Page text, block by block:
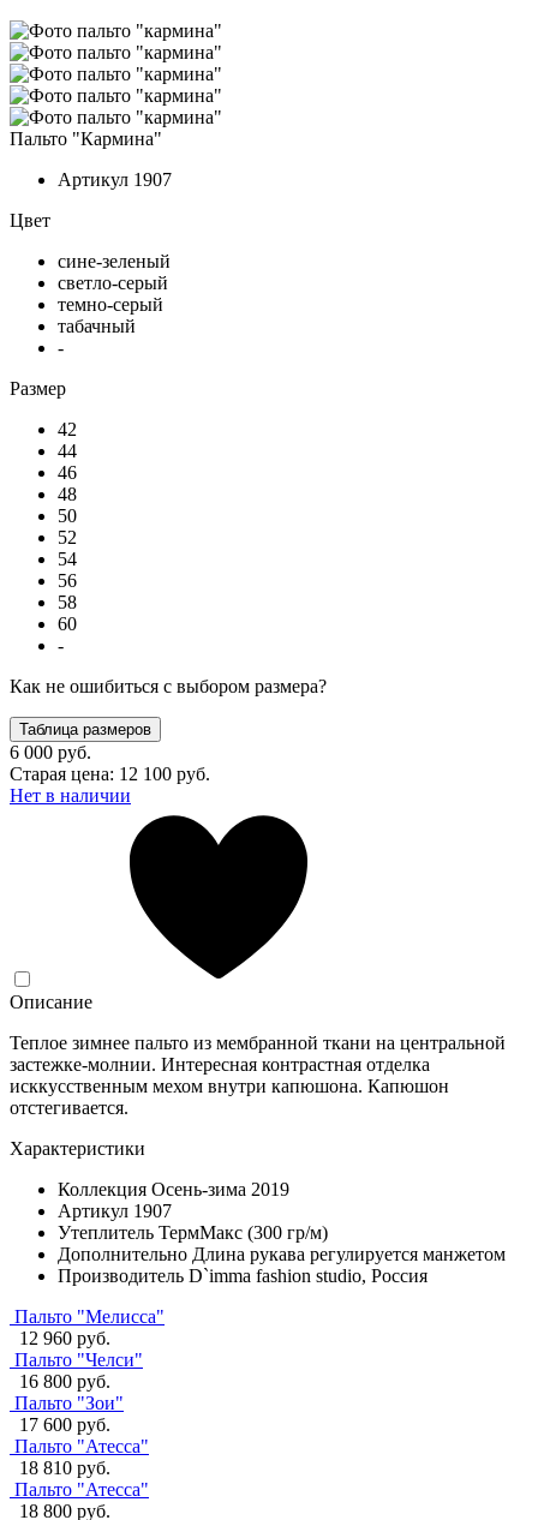
Пальто "Кармина"
Артикул 1907
Цвет
сине-зеленый
светло-серый
темно-серый
табачный
-
Размер
42
44
46
48
50
52
54
56
58
60
-
Как не ошибиться с выбором размера?
Таблица размеров
6 000 руб.
Старая цена: 12 100 руб.
Нет в наличии
Описание
Теплое зимнее пальто из мембранной ткани на центральной
застежке-молнии. Интересная контрастная отделка
исккусственным мехом внутри капюшона. Капюшон
отстегивается.
Характеристики
Коллекция Осень-зима 2019
Артикул 1907
Утеплитель ТермМакс (300 гр/м)
Дополнительно Длина рукава регулируется манжетом
Производитель D`imma fashion studio, Россия
Пальто "Мелисса"
12 960 руб.
Пальто "Челси"
16 800 руб.
Пальто "Зои"
17 600 руб.
Пальто "Атесса"
18 810 руб.
Пальто "Атесса"
18 800 руб.